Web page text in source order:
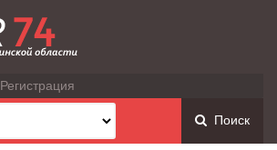
Регистрация
Поиск